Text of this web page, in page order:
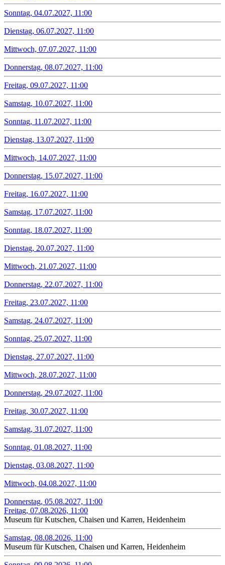
Sonntag, 04.07.2027, 11:00
Dienstag, 06.07.2027, 11:00
Mittwoch, 07.07.2027, 11:00
Donnerstag, 08.07.2027, 11:00
Freitag, 09.07.2027, 11:00
Samstag, 10.07.2027, 11:00
Sonntag, 11.07.2027, 11:00
Dienstag, 13.07.2027, 11:00
Mittwoch, 14.07.2027, 11:00
Donnerstag, 15.07.2027, 11:00
Freitag, 16.07.2027, 11:00
Samstag, 17.07.2027, 11:00
Sonntag, 18.07.2027, 11:00
Dienstag, 20.07.2027, 11:00
Mittwoch, 21.07.2027, 11:00
Donnerstag, 22.07.2027, 11:00
Freitag, 23.07.2027, 11:00
Samstag, 24.07.2027, 11:00
Sonntag, 25.07.2027, 11:00
Dienstag, 27.07.2027, 11:00
Mittwoch, 28.07.2027, 11:00
Donnerstag, 29.07.2027, 11:00
Freitag, 30.07.2027, 11:00
Samstag, 31.07.2027, 11:00
Sonntag, 01.08.2027, 11:00
Dienstag, 03.08.2027, 11:00
Mittwoch, 04.08.2027, 11:00
Donnerstag, 05.08.2027, 11:00
Freitag, 07.08.2026, 11:00
Museum für Kutschen, Chaisen und Karren, Heidenheim
Samstag, 08.08.2026, 11:00
Museum für Kutschen, Chaisen und Karren, Heidenheim